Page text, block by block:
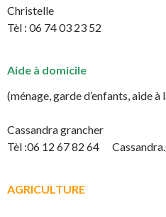
Christelle
Tèl : 06 74 03 23 52
Aide à domicile
(ménage, garde d’enfants, aide à
Cassandra grancher
Tèl :06 12 67 82 64
AGRICULTURE